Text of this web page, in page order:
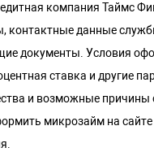
компания Таймс
контактные данные
документы. Условия
ставка и другие
и возможные причины
микрозайм на